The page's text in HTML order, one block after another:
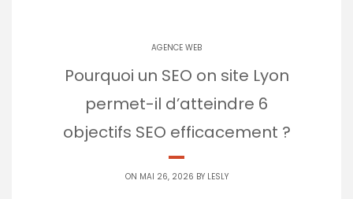
AGENCE WEB
Pourquoi un SEO on site Lyon
permet-il d’atteindre 6
objectifs SEO efficacement ?
ON MAI 26, 2026 BY LESLY